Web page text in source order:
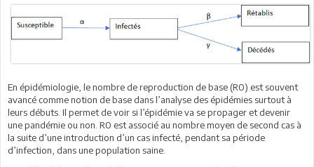
En épidémiologie, le nombre de reproduction de base (R0) est souvent
avancé comme notion de base dans l’analyse des épidémies surtout à
leurs débuts. Il permet de voir si l’épidémie va se propager et devenir
une pandémie ou non. R0 est associé au nombre moyen de second cas à
la suite d’une introduction d’un cas infecté, pendant sa période
d’infection, dans une population saine.